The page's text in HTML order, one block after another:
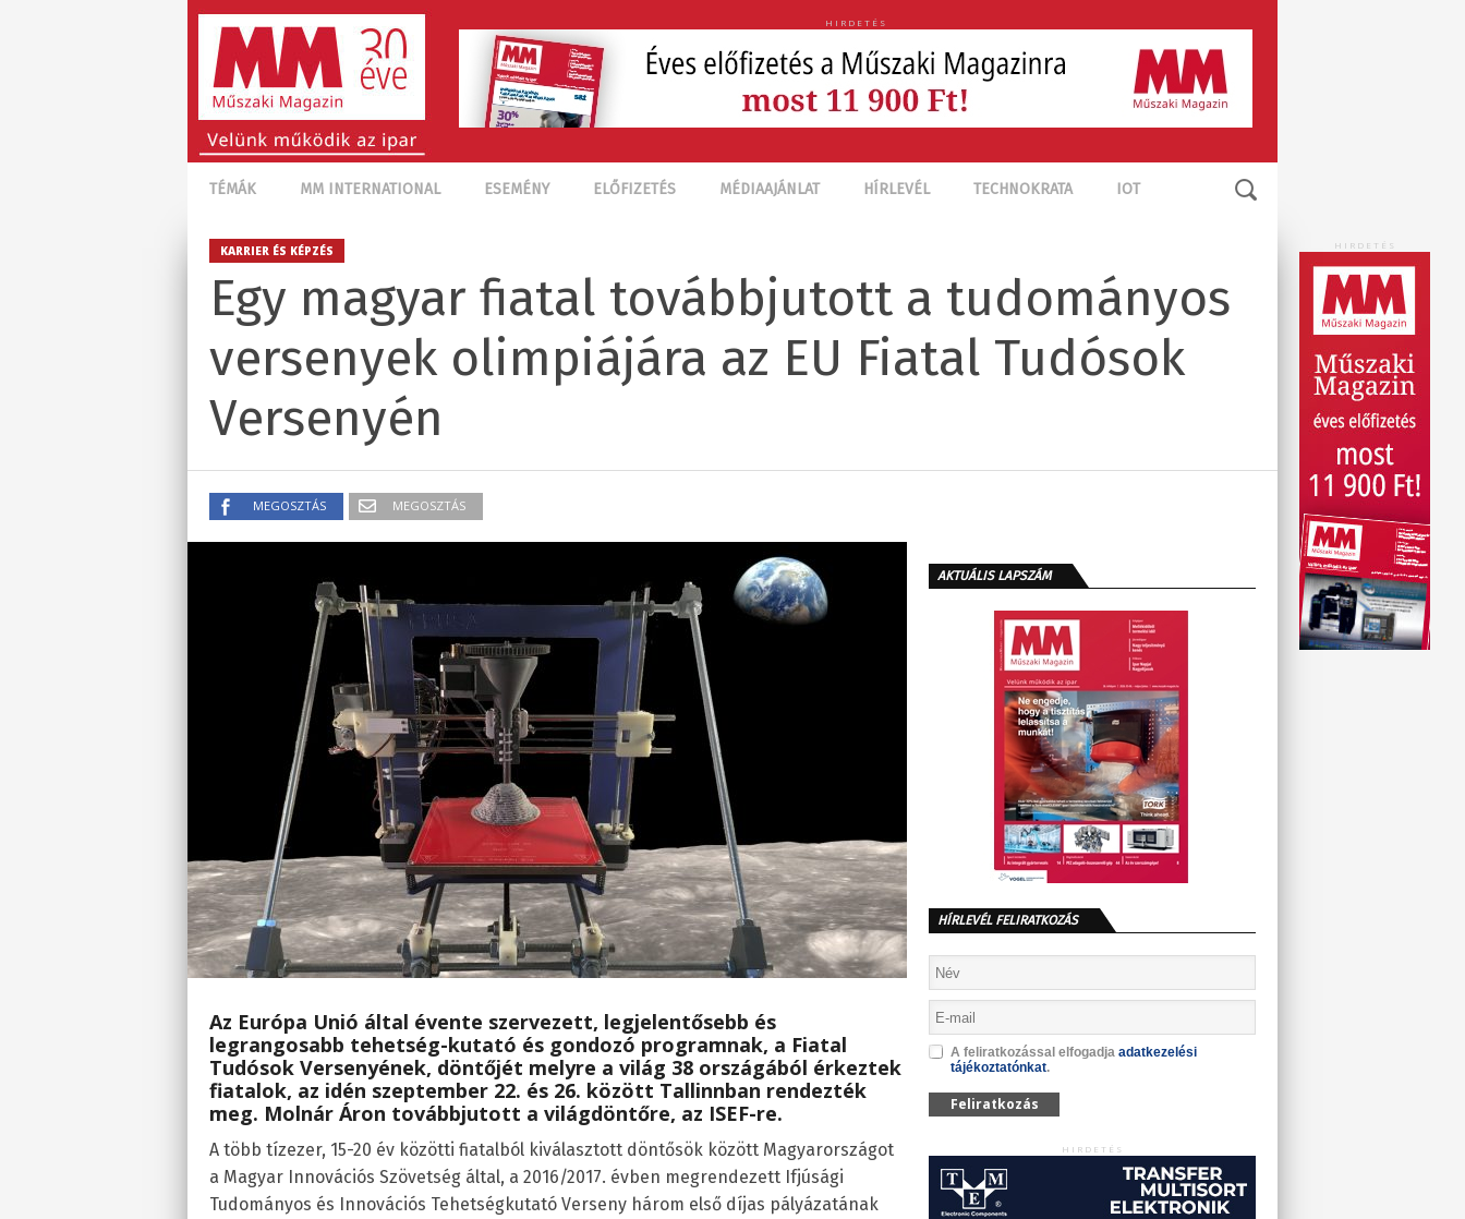
HIRDETÉS
TÉMÁK MM INTERNATIONAL ESEMÉNY ELŐFIZETÉS MÉDIAAJÁNLAT HÍRLEVÉL TECHNOKRATA IOT
HIRDETÉS
KARRIER ÉS KÉPZÉS
Egy magyar fiatal továbbjutott a tudományos
versenyek olimpiájára az EU Fiatal Tudósok
Versenyén
MEGOSZTÁS MEGOSZTÁS
Az Európa Unió által évente szervezett, legjelentősebb és
legrangosabb tehetség-kutató és gondozó programnak, a Fiatal
Tudósok Versenyének, döntőjét melyre a világ 38 országából érkeztek
fiatalok, az idén szeptember 22. és 26. között Tallinnban rendezték
meg. Molnár Áron továbbjutott a világdöntőre, az ISEF-re.
A több tízezer, 15-20 év közötti fiatalból kiválasztott döntősök között Magyarországot
a Magyar Innovációs Szövetség által, a 2016/2017. évben megrendezett Ifjúsági
Tudományos és Innovációs Tehetségkutató Verseny három első díjas pályázatának
AKTUÁLIS LAPSZÁM
HÍRLEVÉL FELIRATKOZÁS
A feliratkozással elfogadja adatkezelési
tájékoztatónkat.
Feliratkozás
HIRDETÉS